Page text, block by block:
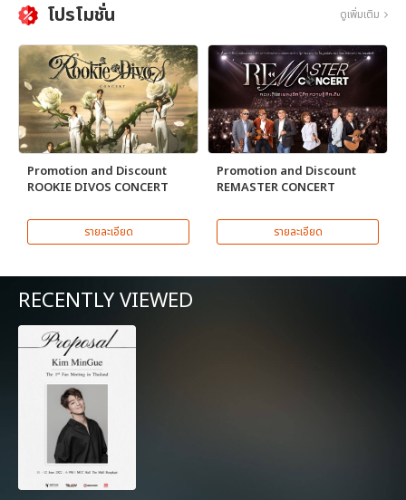
โปรโมชั่น ดูเพิ่มเติม
Promotion and Discount
ROOKIE DIVOS CONCERT
รายละเอียด
Promotion and Discount
REMASTER CONCERT
รายละเอียด
RECENTLY VIEWED